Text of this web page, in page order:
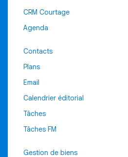
Développement informatique
Développement mobile
DUNE GESTION
Nos clients
CRM Courtage
Agenda
Contacts
Plans
Email
Calendrier éditorial
Tâches
Tâches FM
Gestion de biens